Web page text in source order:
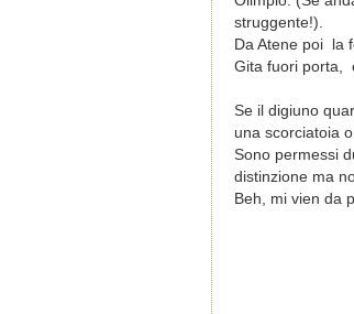
struggente!).
Da Atene poi
la
Gita fuori porta,
Se il digiuno
una scorciatoia
Sono permessi
distinzione ma
Beh, mi vien da